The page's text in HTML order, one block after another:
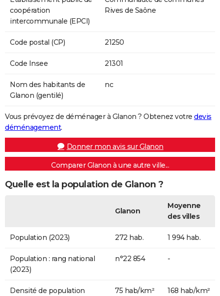
coopération
intercommunale (EPCI)
Rives de Saône
Code postal (CP) 21250
Code Insee 21301
Nom des habitants de
Glanon (gentilé)
nc
Vous prévoyez de déménager à Glanon ? Obtenez votre devis
déménagement.
Donner mon avis sur Glanon
Comparer Glanon à une autre ville...
Quelle est la population de Glanon ?
Glanon
Moyenne
des villes
Population (2023) 272 hab. 1 994 hab.
Population : rang national
(2023)
n°22 854 -
Densité de population
75 hab/km² 168 hab/km²